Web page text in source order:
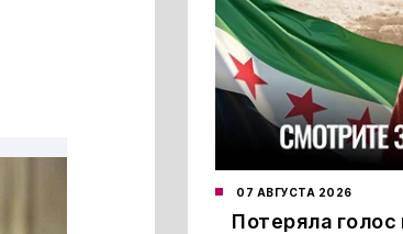
07 АВГУСТА 2026
Потеряла голос